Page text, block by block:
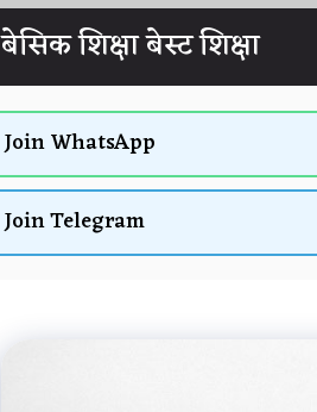
बेसिक शिक्षा बेस्ट शिक्षा
Join WhatsApp
Join Telegram